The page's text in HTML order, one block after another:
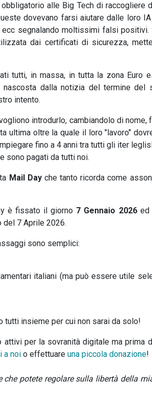
alle Big Tech di raccogliere
dovevano farsi aiutare dalle loro
segnalando moltissimi falsi positivi.
dai certificati di sicurezza,
tutti, in massa, in tutta la zona Euro
dalla notizia del termine del
intento.
introdurlo, cambiandolo di
ultima oltre la quale il loro "lavoro"
fino a 4 anni tra tutti gli iter
sono pagati da tutti noi.
Mail Dayche tanto ricorda come
è fissato il giorno 7 Gennaio 2026ed
del 7 Aprile 2026.
sono semplici:
italiani (ma può essere utile
tutti insieme per cui non sarai da solo!
attivi per la sovranità digitale ma prima
a noi o effettuareuna piccola donazione!
potete regolare sulla libertà della